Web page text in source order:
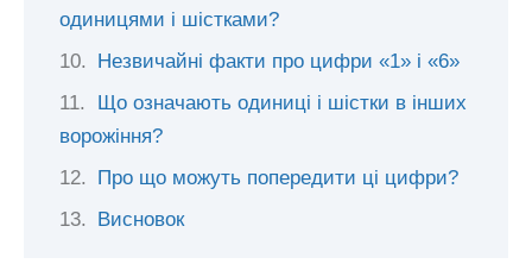
одиницями і шістками?
Незвичайні факти про цифри «1» і «6»
Що означають одиниці і шістки в інших
ворожіння?
Про що можуть попередити ці цифри?
Висновок